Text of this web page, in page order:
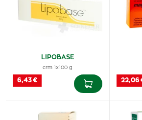
LIPOBASE
crm 1x100 g
6,43 € 22,06